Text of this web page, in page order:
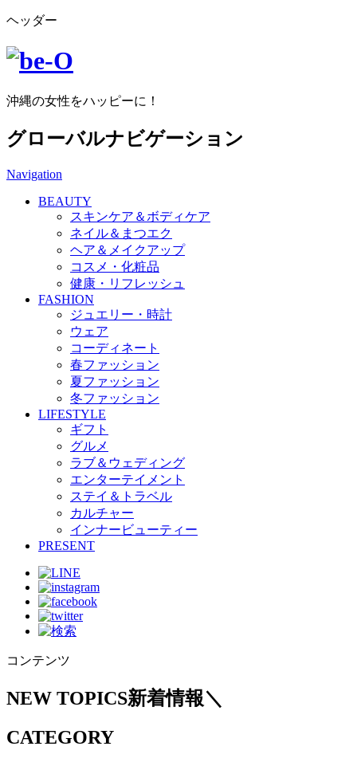
ヘッダー
沖縄の女性をハッピーに！
グローバルナビゲーション
Navigation
BEAUTY
スキンケア＆ボディケア
ネイル＆まつエク
ヘア＆メイクアップ
コスメ・化粧品
健康・リフレッシュ
FASHION
ジュエリー・時計
ウェア
コーディネート
春ファッション
夏ファッション
冬ファッション
LIFESTYLE
ギフト
グルメ
ラブ＆ウェディング
エンターテイメント
ステイ＆トラベル
カルチャー
インナービューティー
PRESENT
コンテンツ
NEW TOPICS新着情報＼
CATEGORY